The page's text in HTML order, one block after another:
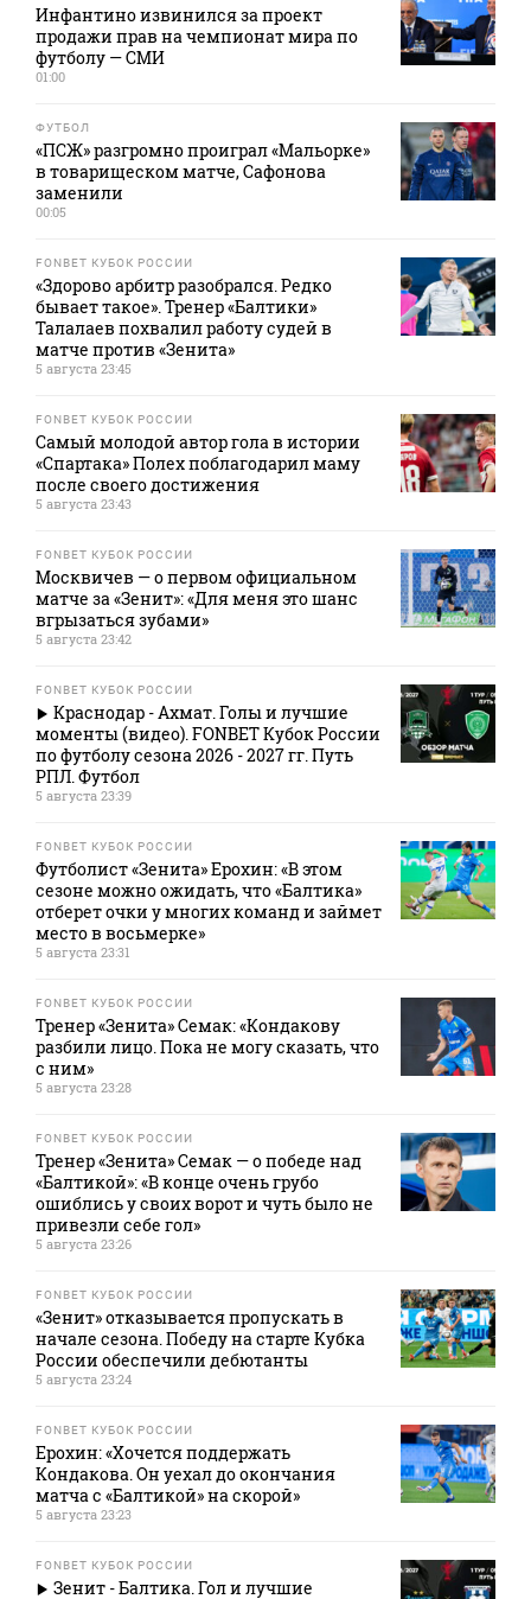
Инфантино извинился за проект
продажи прав на чемпионат мира по
футболу — СМИ
01:00
ФУТБОЛ
«ПСЖ» разгромно проиграл «Мальорке»
в товарищеском матче, Сафонова
заменили
00:05
FONBET КУБОК РОССИИ
«Здорово арбитр разобрался. Редко
бывает такое». Тренер «Балтики»
Талалаев похвалил работу судей в
матче против «Зенита»
5 августа 23:45
FONBET КУБОК РОССИИ
Самый молодой автор гола в истории
«Спартака» Полех поблагодарил маму
после своего достижения
5 августа 23:43
FONBET КУБОК РОССИИ
Москвичев — о первом официальном
матче за «Зенит»: «Для меня это шанс
вгрызаться зубами»
5 августа 23:42
FONBET КУБОК РОССИИ
Краснодар - Ахмат. Голы и лучшие
моменты (видео). FONBET Кубок России
по футболу сезона 2026 - 2027 гг. Путь
РПЛ. Футбол
5 августа 23:39
FONBET КУБОК РОССИИ
Футболист «Зенита» Ерохин: «В этом
сезоне можно ожидать, что «Балтика»
отберет очки у многих команд и займет
место в восьмерке»
5 августа 23:31
FONBET КУБОК РОССИИ
Тренер «Зенита» Семак: «Кондакову
разбили лицо. Пока не могу сказать, что
с ним»
5 августа 23:28
FONBET КУБОК РОССИИ
Тренер «Зенита» Семак — о победе над
«Балтикой»: «В конце очень грубо
ошиблись у своих ворот и чуть было не
привезли себе гол»
5 августа 23:26
FONBET КУБОК РОССИИ
«Зенит» отказывается пропускать в
начале сезона. Победу на старте Кубка
России обеспечили дебютанты
5 августа 23:24
FONBET КУБОК РОССИИ
Ерохин: «Хочется поддержать
Кондакова. Он уехал до окончания
матча с «Балтикой» на скорой»
5 августа 23:23
FONBET КУБОК РОССИИ
Зенит - Балтика. Гол и лучшие